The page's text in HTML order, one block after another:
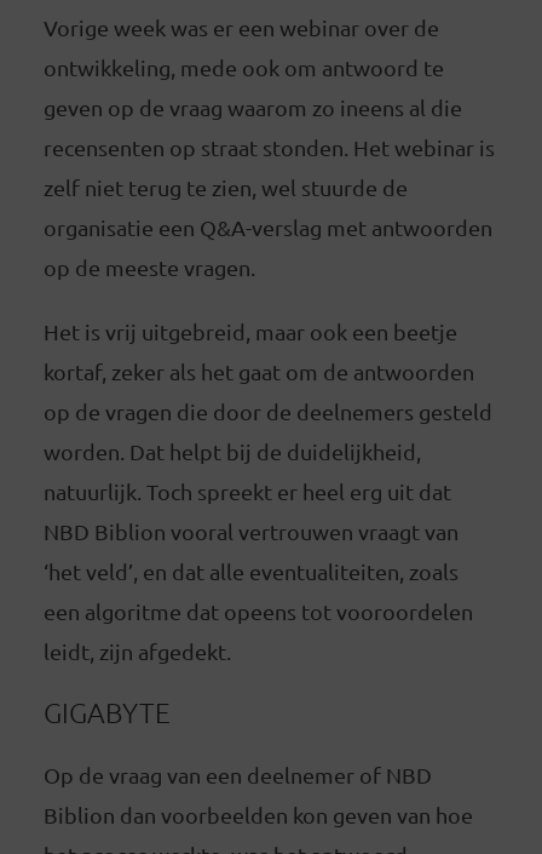
Vorige week was er een webinar over de
ontwikkeling, mede ook om antwoord te
geven op de vraag waarom zo ineens al die
recensenten op straat stonden. Het webinar is
zelf niet terug te zien, wel stuurde de
organisatie een Q&A-verslag met antwoorden
op de meeste vragen.
Het is vrij uitgebreid, maar ook een beetje
kortaf, zeker als het gaat om de antwoorden
op de vragen die door de deelnemers gesteld
worden. Dat helpt bij de duidelijkheid,
natuurlijk. Toch spreekt er heel erg uit dat
NBD Biblion vooral vertrouwen vraagt van
‘het veld’, en dat alle eventualiteiten, zoals
een algoritme dat opeens tot vooroordelen
leidt, zijn afgedekt.
GIGABYTE
Op de vraag van een deelnemer of NBD
Biblion dan voorbeelden kon geven van hoe